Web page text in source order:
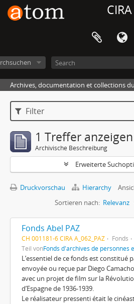
Archives, documentation et collections
Filter
1 Treffer anzeigen
Archivische Beschreibung
Erweiterte
Druckvorschau Hierarchy
Sortieren nach: Relevanz
Fonds Abel PAZ
CH 001181-6 CIRA A_062_PAZ Fonds
Teil vonFonds d'archives de personnes
L’essentiel de ce fonds est constitué
envoyée ou reçue par Diego
avec un projet de film sur la
d’Espagne de 1936-1939.
Le réalisateur pressenti était le